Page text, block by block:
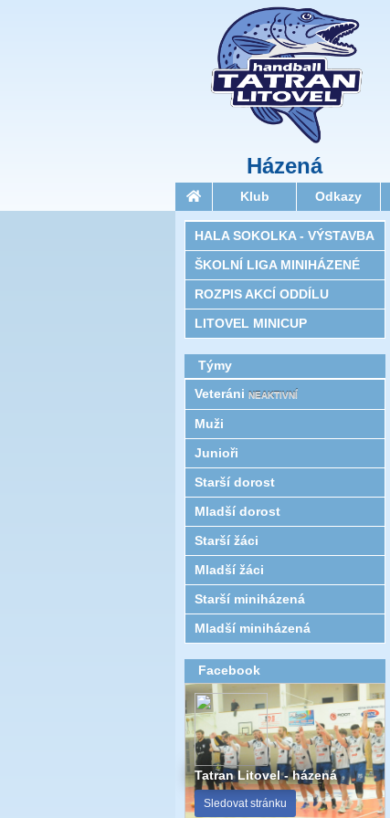
Házená
Klub Odkazy
HALA SOKOLKA - VÝSTAVBA
ŠKOLNÍ LIGA MINIHÁZENÉ
ROZPIS AKCÍ ODDÍLU
LITOVEL MINICUP
Týmy
Veteráni NEAKTIVNÍ
Muži
Junioři
Starší dorost
Mladší dorost
Starší žáci
Mladší žáci
Starší miniházená
Mladší miniházená
Facebook
Tatran Litovel - házená
Sledovat stránku